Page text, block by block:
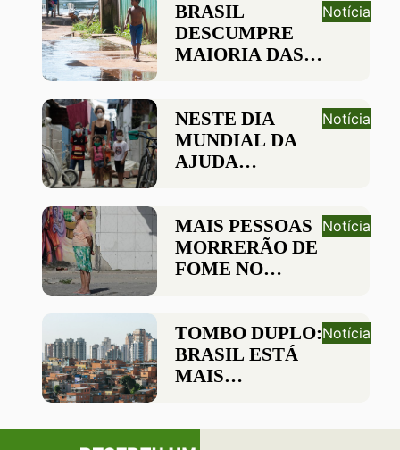
BRASIL
DESCUMPRE
MAIORIA DAS
REDUZIR
POBREZA E
DESIGUALDADES
Notícia
NESTE DIA
MUNDIAL DA
AJUDA
QUEM ESTÁ NA
LUTA POR UM
MUNDO
Notícia
MAIS PESSOAS
MORRERÃO DE
FOME NO
19 EM 2020
Notícia
TOMBO DUPLO:
BRASIL ESTÁ
MAIS
Notícia